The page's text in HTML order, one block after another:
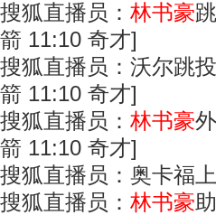
搜狐直播员： 林书豪
箭 11:10 奇才]
搜狐直播员：沃尔跳
箭 11:10 奇才]
搜狐直播员： 林书豪
箭 11:10 奇才]
搜狐直播员：奥卡福
搜狐直播员： 林书豪